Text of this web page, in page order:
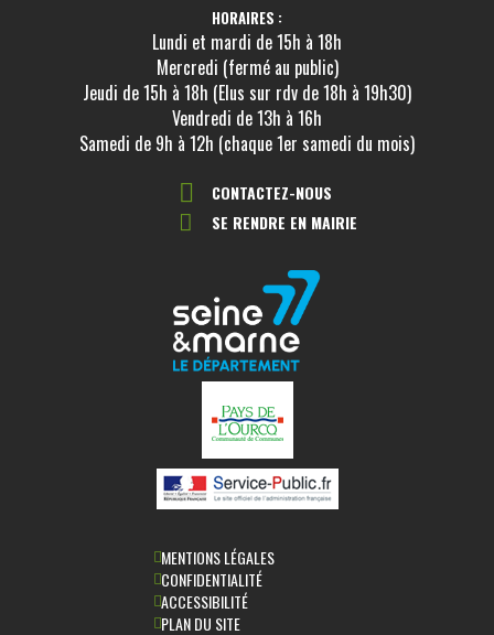
HORAIRES :
Lundi et mardi de 15h à 18h
Mercredi (fermé au public)
Jeudi de 15h à 18h (Elus sur rdv de 18h à 19h30)
Vendredi de 13h à 16h
Samedi de 9h à 12h (chaque 1er samedi du mois)
CONTACTEZ-NOUS
SE RENDRE EN MAIRIE
MENTIONS LÉGALES
CONFIDENTIALITÉ
ACCESSIBILITÉ
PLAN DU SITE